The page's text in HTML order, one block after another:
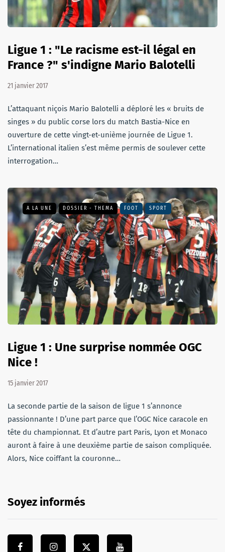
Ligue 1 : "Le racisme est-il légal en
France ?" s'indigne Mario Balotelli
21 janvier 2017
L’attaquant niçois Mario Balotelli a déploré les « bruits de
singes » du public corse lors du match Bastia-Nice en
ouverture de cette vingt-et-unième journée de Ligue 1.
L’international italien s’est même permis de soulever cette
interrogation…
A LA UNE DOSSIER - THEMA FOOT SPORT
Ligue 1 : Une surprise nommée OGC
Nice !
15 janvier 2017
La seconde partie de la saison de ligue 1 s’annonce
passionnante ! D’une part parce que l’OGC Nice caracole en
tête du championnat. Et d’autre part Paris, Lyon et Monaco
auront à faire à une deuxième partie de saison compliquée.
Alors, Nice coiffant la couronne…
Soyez informés